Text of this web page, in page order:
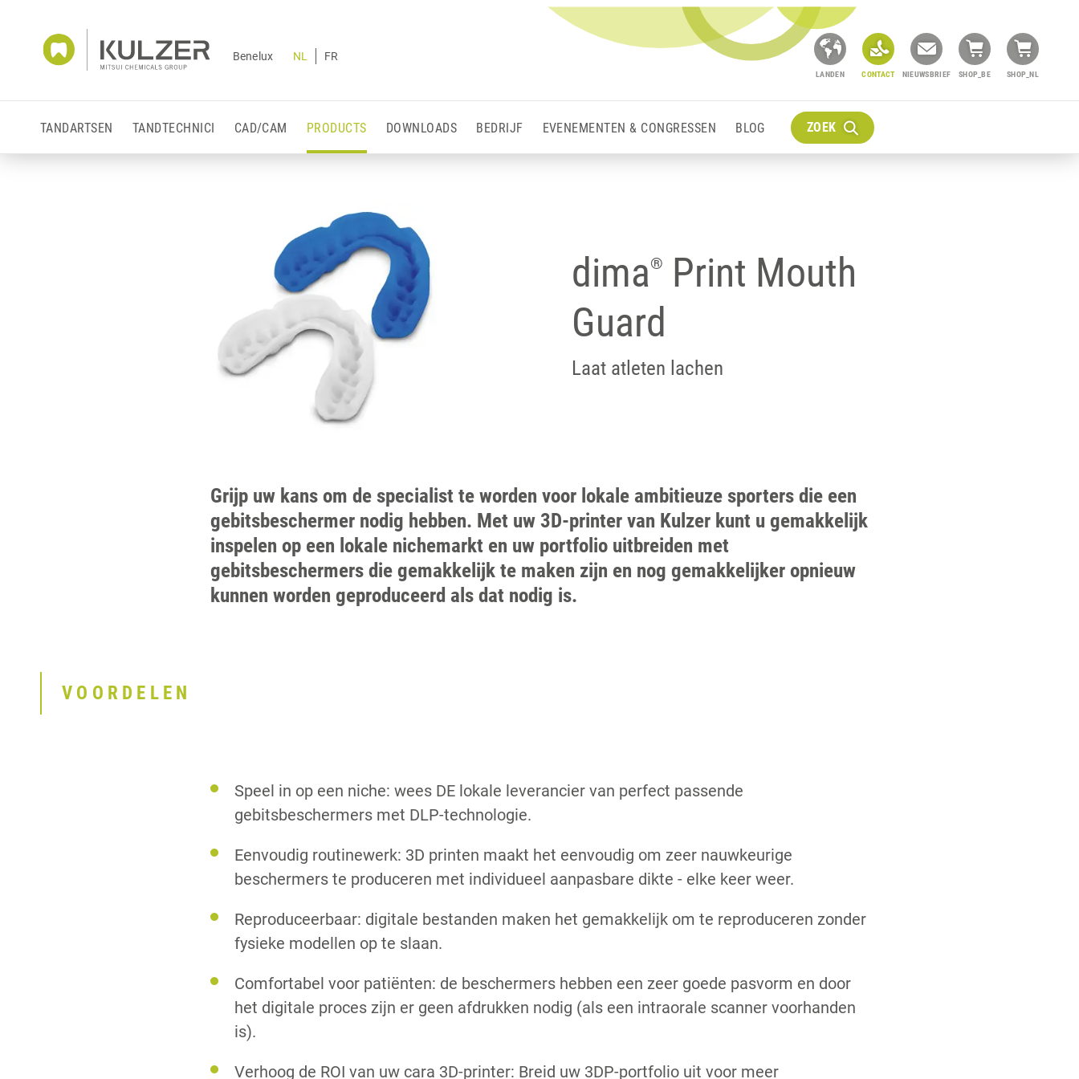
Benelux NL FR
LANDEN CONTACT NIEUWSBRIEF SHOP_BE SHOP_NL
TANDARTSEN TANDTECHNICI CAD/CAM PRODUCTS DOWNLOADS BEDRIJF EVENEMENTEN & CONGRESSEN BLOG ZOEK
dima®
Print Mouth
Guard
Laat atleten lachen
Grijp uw kans om de specialist te worden voor lokale ambitieuze sporters die een
gebitsbeschermer nodig hebben. Met uw 3D-printer van Kulzer kunt u gemakkelijk
inspelen op een lokale nichemarkt en uw portfolio uitbreiden met
gebitsbeschermers die gemakkelijk te maken zijn en nog gemakkelijker opnieuw
kunnen worden geproduceerd als dat nodig is.
VOORDELEN
Speel in op een niche: wees DE lokale leverancier van perfect passende
gebitsbeschermers met DLP-technologie.
Eenvoudig routinewerk: 3D printen maakt het eenvoudig om zeer nauwkeurige
beschermers te produceren met individueel aanpasbare dikte - elke keer weer.
Reproduceerbaar: digitale bestanden maken het gemakkelijk om te reproduceren zonder
fysieke modellen op te slaan.
Comfortabel voor patiënten: de beschermers hebben een zeer goede pasvorm en door
het digitale proces zijn er geen afdrukken nodig (als een intraorale scanner voorhanden
is).
Verhoog de ROI van uw cara 3D-printer: Breid uw 3DP-portfolio uit voor meer